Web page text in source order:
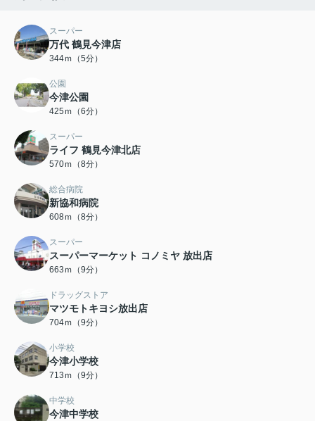
スーパー
万代 鶴見今津店
344ｍ（5分）
公園
今津公園
425ｍ（6分）
スーパー
ライフ 鶴見今津北店
570ｍ（8分）
総合病院
新協和病院
608ｍ（8分）
スーパー
スーパーマーケット コノミヤ 放出店
663ｍ（9分）
ドラッグストア
マツモトキヨシ放出店
704ｍ（9分）
小学校
今津小学校
713ｍ（9分）
中学校
今津中学校